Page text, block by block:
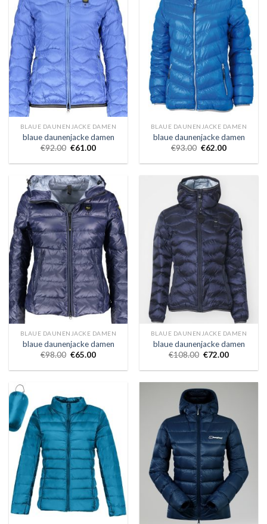
BLAUE DAUNENJACKE DAMEN
blaue daunenjacke damen
€92.00 €61.00
BLAUE DAUNENJACKE DAMEN
blaue daunenjacke damen
€93.00 €62.00
BLAUE DAUNENJACKE DAMEN
blaue daunenjacke damen
€98.00 €65.00
BLAUE DAUNENJACKE DAMEN
blaue daunenjacke damen
€108.00 €72.00